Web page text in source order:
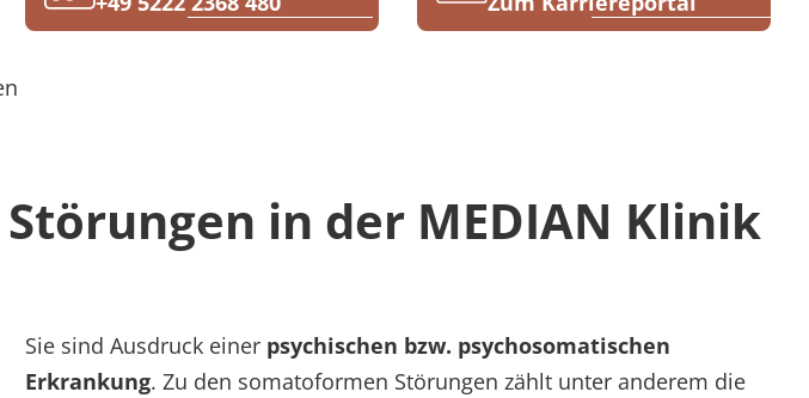
in der MEDIAN Klinik
Sie sind Ausdruck einer psychischen bzw. psychosomatischen
Erkrankung. Zu den somatoformen Störungen zählt unter anderem die